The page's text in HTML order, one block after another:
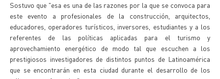
Sostuvo que "esa es una de las razones por la que se convoca para
este evento a profesionales de la construcción, arquitectos,
educadores, operadores turísticos, inversores, estudiantes y a los
referentes de las políticas aplicadas para el turismo y
aprovechamiento energético de modo tal que escuchen a los
prestigiosos investigadores de distintos puntos de Latinoamérica
que se encontrarán en esta ciudad durante el desarrollo de los